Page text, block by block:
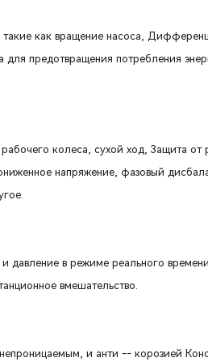
как вращение насоса,
предотвращения потребления
колеса, сухой ход, Защита от
напряжение, фазовый
давление в режиме реального
вмешательство.
и анти -- корозией